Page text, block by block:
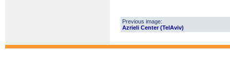
Previous image:
Azrieli Center (TelAviv)